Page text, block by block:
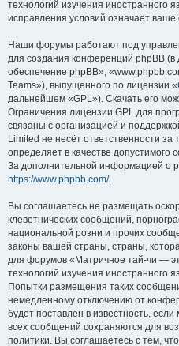
технологий изучения иностранного
исправления условий означает ваше
Наши форумы работают под
для создания конференций phpBB
обеспечение phpBB»,
Teams»), выпущенного по лицензии «
дальнейшем «GPL»). Скачать его
Ограничения лицензии GPL для
связаны с организацией и
Limited не несёт ответственности
определяет в качестве допустимого
За дополнительной информацией о
https://www.phpbb.com/.
Вы соглашаетесь не размещать
клеветнических сообщений,
национальной розни и прочих
законы вашей страны, страны,
для форумов «Матричное тай-чи —
технологий изучения иностранного
Попытки размещения таких
немедленному отключению от
будет поставлен в известность,
всех сообщений сохраняются для
политики. Вы соглашаетесь с тем,